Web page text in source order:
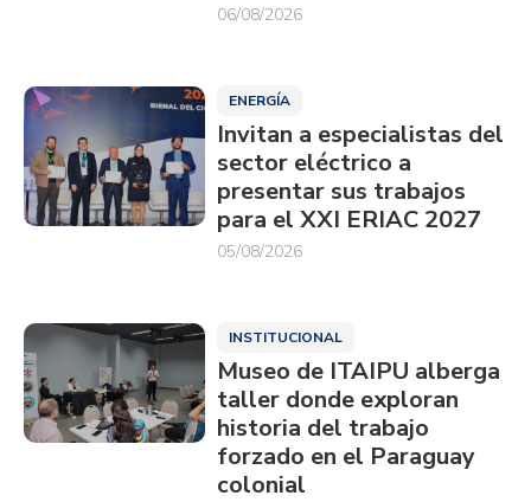
06/08/2026
ENERGÍA
Invitan a especialistas del
sector eléctrico a
presentar sus trabajos
para el XXI ERIAC 2027
05/08/2026
INSTITUCIONAL
Museo de ITAIPU alberga
taller donde exploran
historia del trabajo
forzado en el Paraguay
colonial